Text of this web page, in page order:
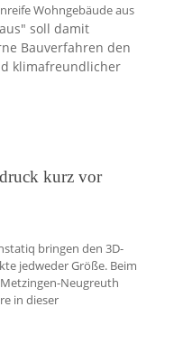
Wohngebäude aus
soll damit
Bauverfahren den
klimafreundlicher
kurz vor
bringen den 3D-
jedweder Größe. Beim
Neugreuth
in dieser